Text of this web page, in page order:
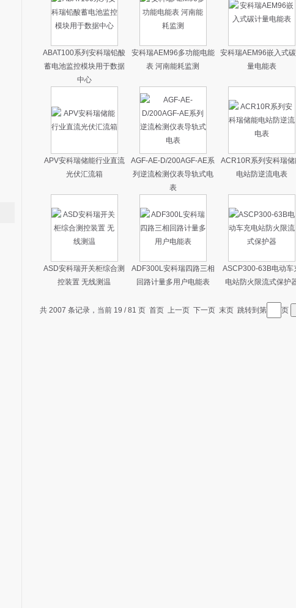
ABAT100系列安科瑞铅酸
蓄电池监控模块用于数据
中心
安科瑞AEM96多功能电能
表 河南能耗监测
安科瑞AEM96嵌入式
量电能表
APV安科瑞储能行业直流
光伏汇流箱
AGF-AE-D/200AGF-AE系
列逆流检测仪表导轨式电
表
ACR10R系列安科瑞储
电站防逆流电表
ASD安科瑞开关柜综合测
控装置 无线测温
ADF300L安科瑞四路三相
回路计量多用户电能表
ASCP300-63B电动车
电站防火限流式保护
共 2007 条记录，当前 19 / 81 页 首页 上一页 下一页 末页 跳转到第 页